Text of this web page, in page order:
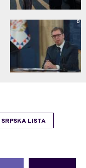
0
SRPSKA LISTA